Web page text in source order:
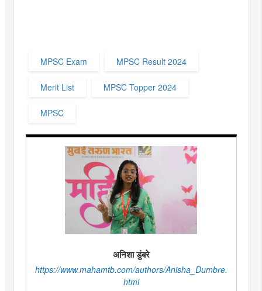
MPSC Exam MPSC Result 2024
Merit List MPSC Topper 2024
MPSC
अनिशा डुंबरे
https://www.mahamtb.com/authors/Anisha_Dumbre.
html